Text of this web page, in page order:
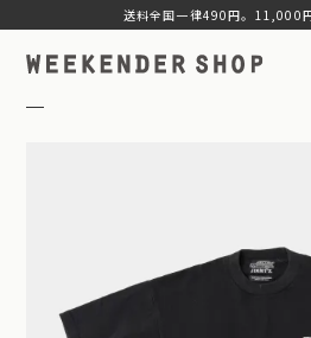
送料全国一律490円。11,000